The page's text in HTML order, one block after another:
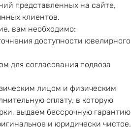
представленных на сайте,
клиентов.
вам необходимо:
доступности ювелирного
для согласования подвоза
лицом и физическим
оплату, в которую
выдаем бессрочную гарантию
и юридически чистое.